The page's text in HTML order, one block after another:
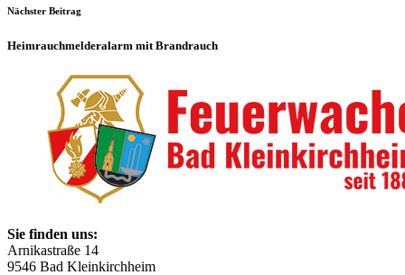
Nächster Beitrag
Heimrauchmelderalarm mit Brandrauch
Sie finden uns:
Arnikastraße 14
9546 Bad Kleinkirchheim